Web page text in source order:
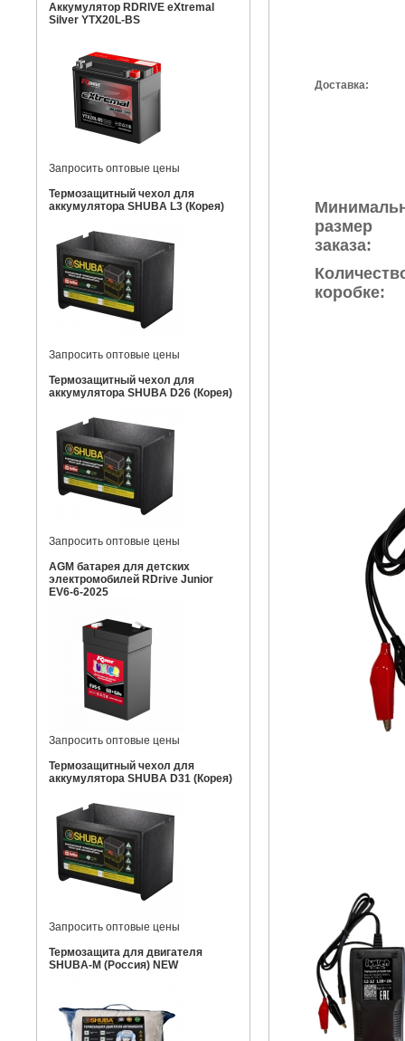
Аккумулятор RDRIVE eXtremal
Silver YTX20L-BS
Запросить оптовые цены
Термозащитный чехол для
аккумулятора SHUBA L3 (Корея)
Запросить оптовые цены
Термозащитный чехол для
аккумулятора SHUBA D26 (Корея)
Запросить оптовые цены
AGM батарея для детских
электромобилей RDrive Junior
EV6-6-2025
Запросить оптовые цены
Термозащитный чехол для
аккумулятора SHUBA D31 (Корея)
Запросить оптовые цены
Термозащита для двигателя
SHUBA-M (Россия) NEW
Доставка:
размер
заказа:
коробке: